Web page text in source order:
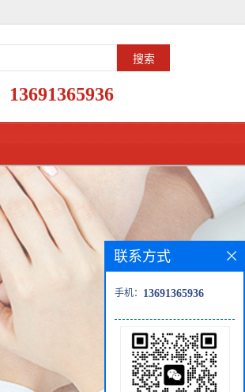
13691365936
联系方式
手机： 13691365936